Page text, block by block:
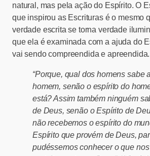
natural, mas pela ação do Espírito. O
que inspirou as Escrituras é o mesmo
verdade escrita se torna verdade
que ela é examinada com a ajuda do
vai sendo compreendida e apreendida.
“Porque, qual dos homens sabe
homem, senão o espírito do
está? Assim também ninguém
de Deus, senão o Espírito de
não recebemos o espírito do
Espírito que provém de Deus,
pudéssemos conhecer o que